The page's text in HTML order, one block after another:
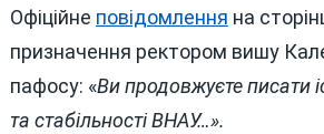
Офіційне повідомлення на
призначення ректором вишу
пафосу: «Ви продовжуєте писати
та стабільності ВНАУ…».